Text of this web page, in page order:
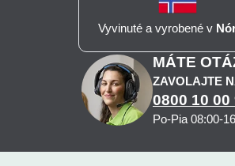
Vyvinuté a vyrobené v
MÁTE
ZAVOLAJTE
0800 10 00
Po-Pia 08:00-